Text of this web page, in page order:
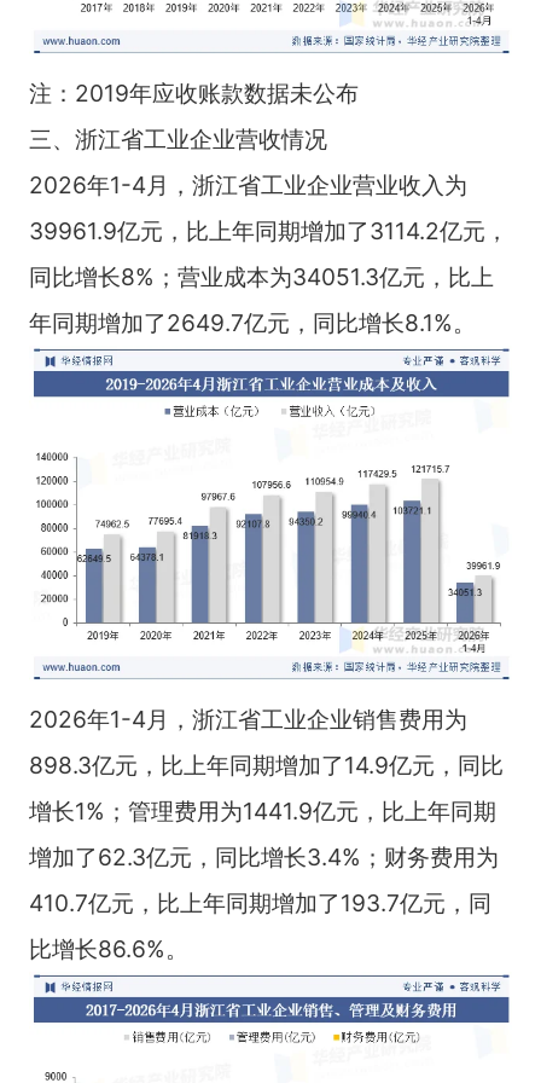
注：2019年应收账款数据未公布
三、浙江省工业企业营收情况
2026年1-4月，浙江省工业企业营业收入为
39961.9亿元，比上年同期增加了3114.2亿元，
同比增长8%；营业成本为34051.3亿元，比上
年同期增加了2649.7亿元，同比增长8.1%。
2026年1-4月，浙江省工业企业销售费用为
898.3亿元，比上年同期增加了14.9亿元，同比
增长1%；管理费用为1441.9亿元，比上年同期
增加了62.3亿元，同比增长3.4%；财务费用为
410.7亿元，比上年同期增加了193.7亿元，同
比增长86.6%。